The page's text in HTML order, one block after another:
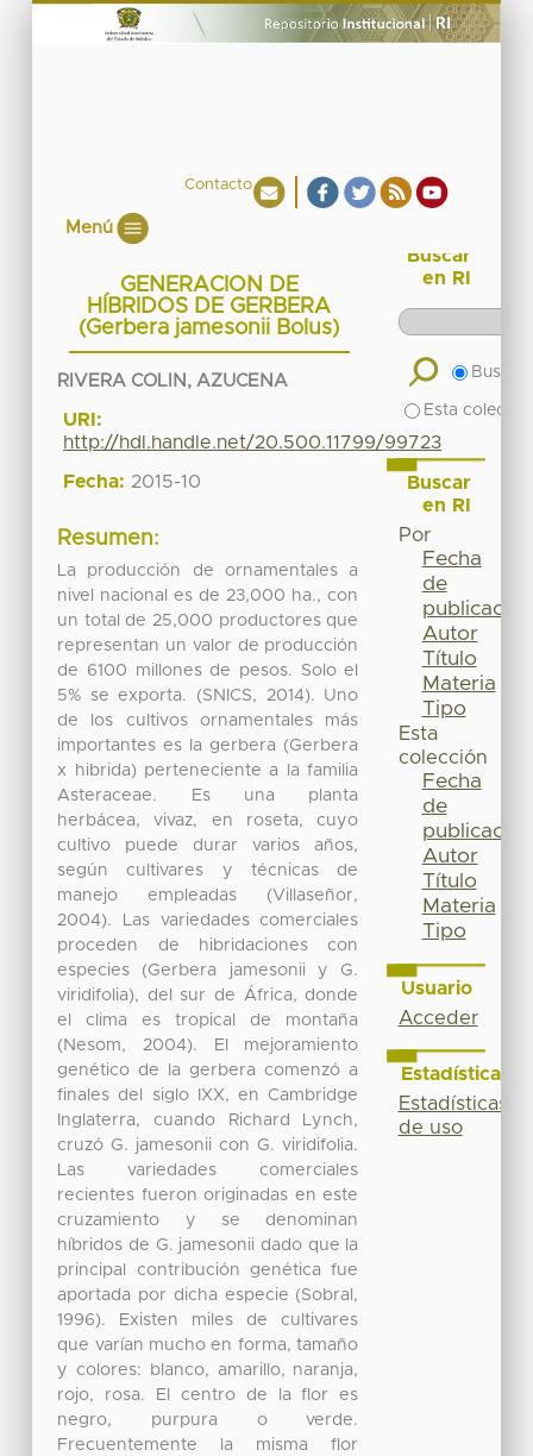
Contacto
Menú
GENERACION DE
HÍBRIDOS DE GERBERA
(Gerbera jamesonii Bolus)
RIVERA COLIN, AZUCENA
URI:
http://hdl.handle.net/20.500.11799/99723
Fecha: 2015-10
Resumen:
La producción de ornamentales a
nivel nacional es de 23,000 ha., con
un total de 25,000 productores que
representan un valor de producción
de 6100 millones de pesos. Solo el
5% se exporta. (SNICS, 2014). Uno
de los cultivos ornamentales más
importantes es la gerbera (Gerbera
x hibrida) perteneciente a la familia
Asteraceae. Es una planta
herbácea, vivaz, en roseta, cuyo
cultivo puede durar varios años,
según cultivares y técnicas de
manejo empleadas (Villaseñor,
2004). Las variedades comerciales
proceden de hibridaciones con
especies (Gerbera jamesonii y G.
viridifolia), del sur de África, donde
el clima es tropical de montaña
(Nesom, 2004). El mejoramiento
genético de la gerbera comenzó a
finales del siglo IXX, en Cambridge
Inglaterra, cuando Richard Lynch,
cruzó G. jamesonii con G. viridifolia.
Las variedades comerciales
recientes fueron originadas en este
cruzamiento y se denominan
híbridos de G. jamesonii dado que la
principal contribución genética fue
aportada por dicha especie (Sobral,
1996). Existen miles de cultivares
que varían mucho en forma, tamaño
y colores: blanco, amarillo, naranja,
rojo, rosa. El centro de la flor es
negro, purpura o verde.
Frecuentemente la misma flor
Buscar
en RI
Buscar
Esta
Buscar
en RI
Por
Fecha
de
publicación
Autor
Título
Materia
Tipo
Esta
colección
Fecha
de
publicación
Autor
Título
Materia
Tipo
Usuario
Acceder
Estadísticas
Estadísticas
de uso